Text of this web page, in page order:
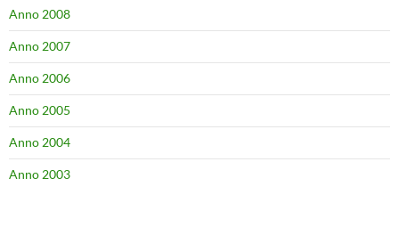
Anno 2008
Anno 2007
Anno 2006
Anno 2005
Anno 2004
Anno 2003